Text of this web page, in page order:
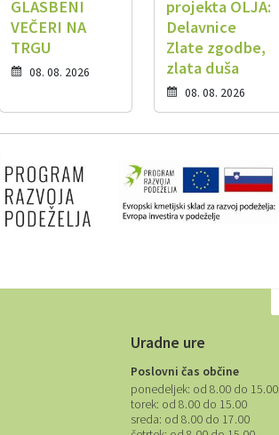
GLASBENI
VEČERI NA
TRGU
08. 08. 2026
projekta OLJA:
Delavnice
Zlate zgodbe,
zlata duša
08. 08. 2026
Uradne ure
Poslovni čas občine
ponedeljek: od 8.00 do 15.00
torek: od 8.00 do 15.00
sreda: od 8.00 do 17.00